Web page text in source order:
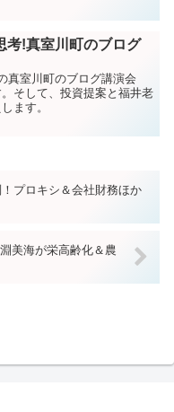
考!真室川町のブログ
真室川町のブログ講演会
そして、投資提案と福井老
ます。
プロキシ＆会社財務ほか
美海が栄高齢化＆農